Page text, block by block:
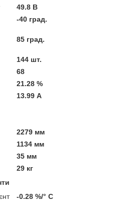
49.8 В
-40 град.
85 град.
144 шт.
68
21.28 %
13.99 А
2279 мм
1134 мм
35 мм
29 кг
-0.28 %/° С